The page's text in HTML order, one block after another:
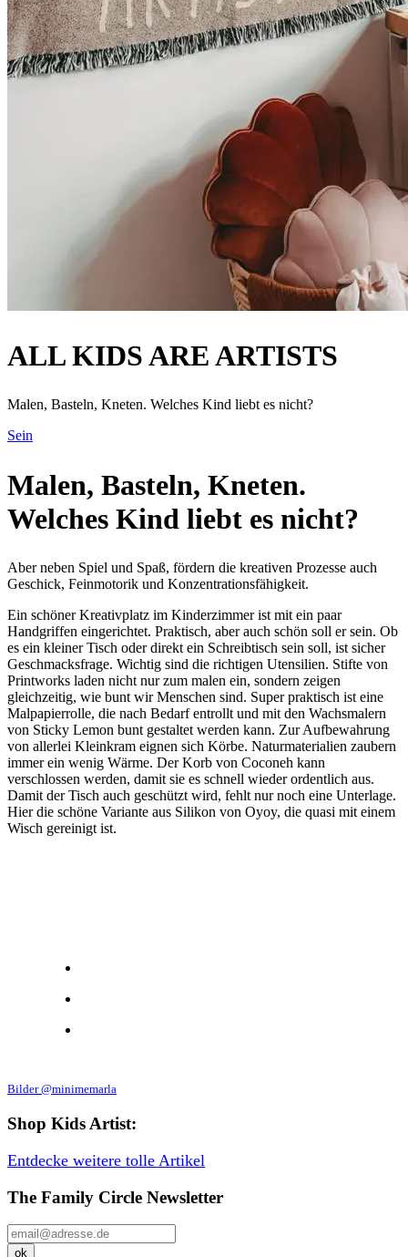
ALL KIDS ARE ARTISTS
Malen, Basteln, Kneten. Welches Kind liebt es nicht?
Sein
Malen, Basteln, Kneten.
Welches Kind liebt es nicht?
Aber neben Spiel und Spaß, fördern die kreativen Prozesse auch
Geschick, Feinmotorik und Konzentrationsfähigkeit.
Ein schöner Kreativplatz im Kinderzimmer ist mit ein paar
Handgriffen eingerichtet. Praktisch, aber auch schön soll er sein. Ob
es ein kleiner Tisch oder direkt ein Schreibtisch sein soll, ist sicher
Geschmacksfrage. Wichtig sind die richtigen Utensilien. Stifte von
Printworks laden nicht nur zum malen ein, sondern zeigen
gleichzeitig, wie bunt wir Menschen sind. Super praktisch ist eine
Malpapierrolle, die nach Bedarf entrollt und mit den Wachsmalern
von Sticky Lemon bunt gestaltet werden kann. Zur Aufbewahrung
von allerlei Kleinkram eignen sich Körbe. Naturmaterialien zaubern
immer ein wenig Wärme. Der Korb von Coconeh kann
verschlossen werden, damit sie es schnell wieder ordentlich aus.
Damit der Tisch auch geschützt wird, fehlt nur noch eine Unterlage.
Hier die schöne Variante aus Silikon von Oyoy, die quasi mit einem
Wisch gereinigt ist.
Bilder @minimemarla
Shop Kids Artist:
Entdecke weitere tolle Artikel
The Family Circle Newsletter